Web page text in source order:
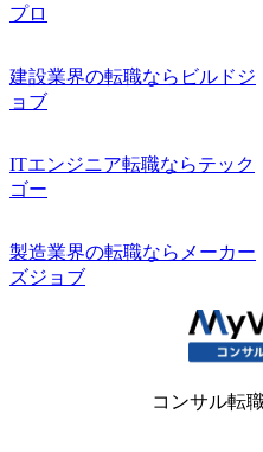
プロ
建設業界の転職ならビルドジ
ョブ
ITエンジニア転職ならテック
ゴー
製造業界の転職ならメーカー
ズジョブ
コンサル転